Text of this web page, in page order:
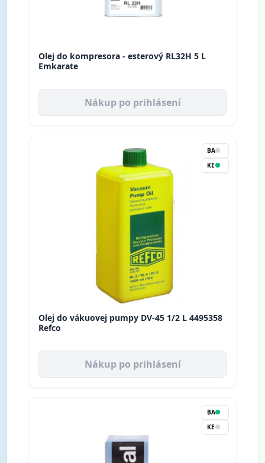
Olej do kompresora - esterový RL32H 5 L
Emkarate
Nákup po prihlásení
BA
KE
Olej do vákuovej pumpy DV-45 1/2 L 4495358
Refco
Nákup po prihlásení
BA
KE